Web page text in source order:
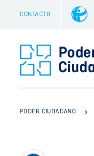
CONTACTO
PODER CIUDADANO >